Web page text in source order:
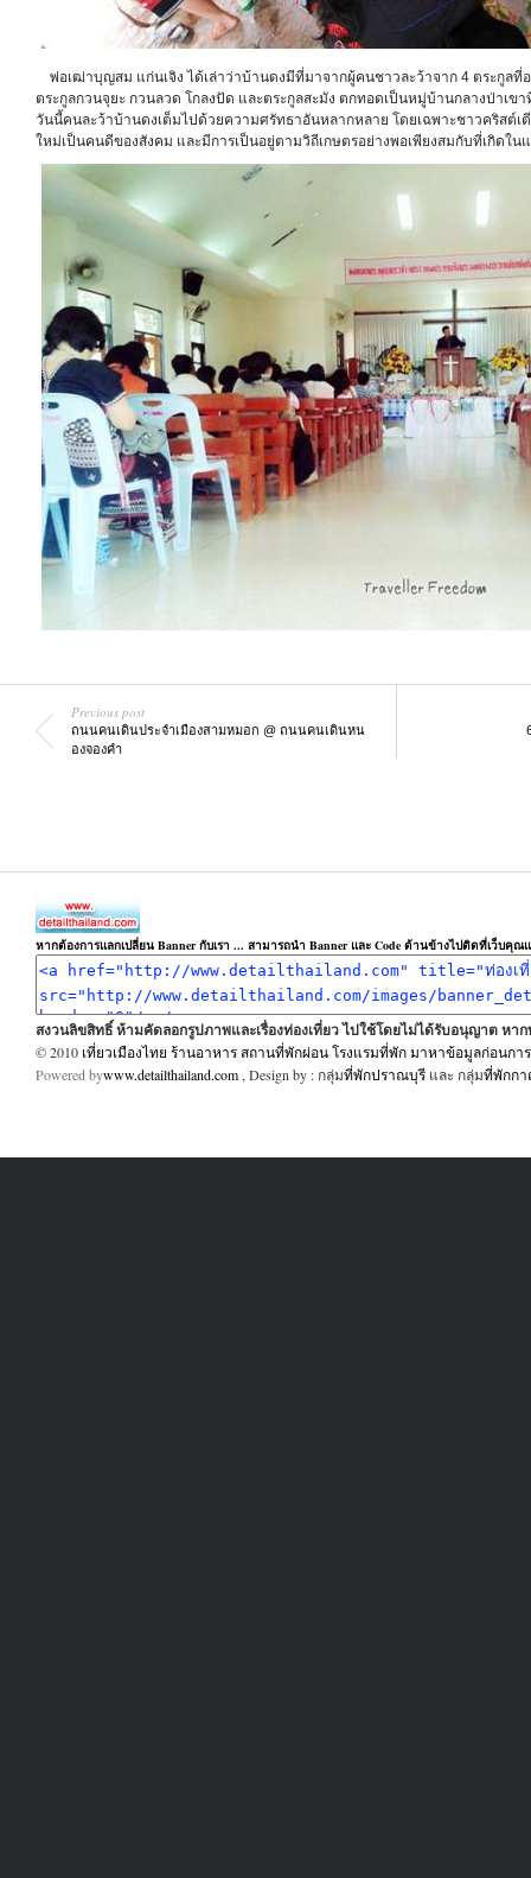
พ่อเฒ่าบุญสม แก่นเจิง ได้เล่าว่าบ้านดงมีที่มาจากผู้คนชาวละว้าจาก 4 ตระกูลที่
ตระกูลกวนจุยะ กวนลวด โกลงปัด และตระกูลสะมัง ตกทอดเป็นหมู่บ้านกลางป่าเข
วันนี้คนละว้าบ้านดงเต็มไปด้วยความศรัทธาอันหลากหลาย โดยเฉพาะชาวคริสต์
ใหม่เป็นคนดีของสังคม และมีการเป็นอยู่ตามวิถีเกษตรอย่างพอเพียงสมกับที่เกิดใ
Previous post
ถนนคนเดินประจำเมืองสามหมอก @ ถนนคนเดินหน
องจองคำ
หากต้องการแลกเปลี่ยน Banner กับเรา ... สามารถนำ Banner และ Code ด้านข้างไปติดที่เว็บคุ
สงวนลิขสิทธิ์ ห้ามคัดลอกรูปภาพและเรื่องท่องเที่ยว ไปใช้โดยไม่ได้รับอนุญาต หา
© 2010 เที่ยวเมืองไทย ร้านอาหาร สถานที่พักผ่อน โรงแรมที่พัก มาหาข้อมูลก่อนการเ
Powered bywww.detailthailand.com , Design by : กลุ่มที่พักปราณบุรี และ กลุ่มที่พักกา